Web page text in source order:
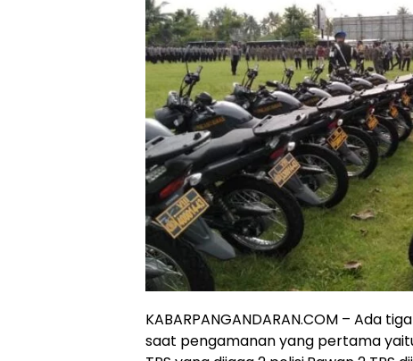
KABARPANGANDARAN.COM – Ada
saat pengamanan yang pertama